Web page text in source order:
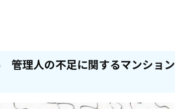
理人の不足に関するマンション